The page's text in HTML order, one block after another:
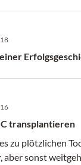
Die nächsten Kapitel einer
transplantieren
zu plötzlichen
sonst